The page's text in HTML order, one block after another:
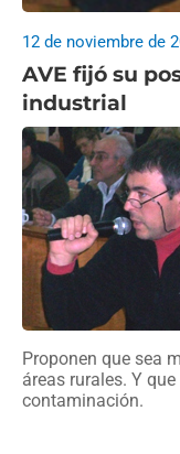
AVE fijó su
industrial
12 de noviembre de
Proponen que sea
áreas rurales. Y
contaminación.